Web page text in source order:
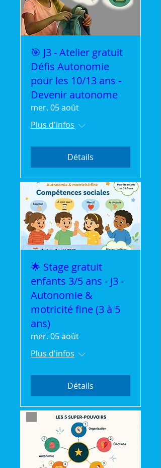
🎯 J3 - Atelier gratuit
Défis Autonomie
pour les 10/13 ans -
Devenir autonome
mer. 05 août
Plus d'infos
Détails
🌟 Stage gratuit
enfants 3/5 ans - J3 -
Autonomie &
motricité fine (3 à 5
ans)
mer. 05 août
Plus d'infos
Détails